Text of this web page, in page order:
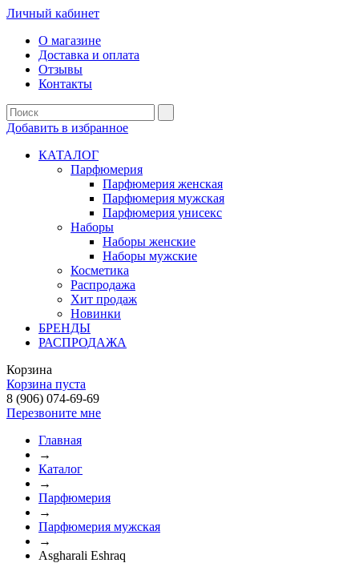
Личный кабинет
О магазине
Доставка и оплата
Отзывы
Контакты
Добавить в избранное
КАТАЛОГ
Парфюмерия
Парфюмерия женская
Парфюмерия мужская
Парфюмерия унисекс
Наборы
Наборы женские
Наборы мужские
Косметика
Распродажа
Хит продаж
Новинки
БРЕНДЫ
РАСПРОДАЖА
Корзина
Корзина пуста
8 (906) 074-69-69
Перезвоните мне
Главная
→
Каталог
→
Парфюмерия
→
Парфюмерия мужская
→
Asgharali Eshraq